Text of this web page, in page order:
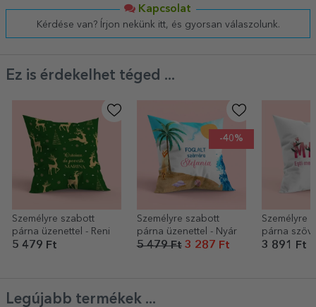
Kapcsolat
Kérdése van? Írjon nekünk itt, és gyorsan válaszolunk.
Ez is érdekelhet téged ...
Személyre szabott
párna üzenettel - Reni
5 479 Ft
-40%
Személyre szabott
párna üzenettel - Nyár
5 479 Ft3 287 Ft
Személyre
párna
Kedves
3 891 Ft
Legújabb termékek ...